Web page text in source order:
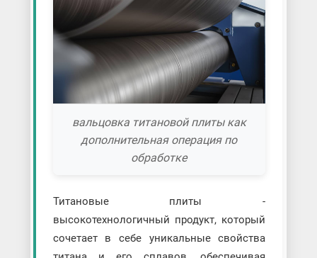
вальцовка титановой плиты как
дополнительная операция по
обработке
Титановые плиты -
высокотехнологичный продукт, который
сочетает в себе уникальные свойства